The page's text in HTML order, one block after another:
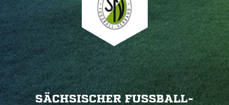
SÄCHSISCHER FUSSBALL-V